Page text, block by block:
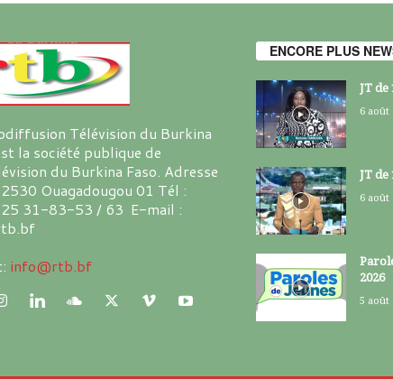
Télévision du Burkina
la société publique de
du Burkina Faso. Adresse
Ouagadougou 01 Tél :
31-83-53 / 63 E-mail :
info@rtb.bf
ENCORE PLUS
JT de
6 août
JT de
6 août
2026
5 août